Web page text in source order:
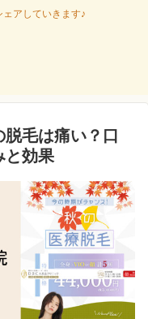
アしていきます♪
毛は痛い？口
と効果